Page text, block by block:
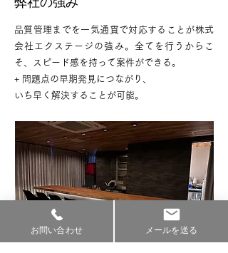
品質管理までを一気通貫で対応することが株式
会社エクステージの強み。全てを行うからこ
そ、スピード感を持って案件ができる。
+ 問題点の早期発見につながり、
いち早く解決することが可能。
お問い合わせ メールを送る